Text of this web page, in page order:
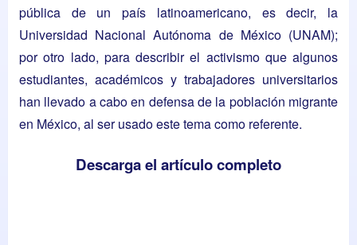
pública de un país latinoamericano, es decir, la
Universidad Nacional Autónoma de México (UNAM);
por otro lado, para describir el activismo que algunos
estudiantes, académicos y trabajadores universitarios
han llevado a cabo en defensa de la población migrante
en México, al ser usado este tema como referente.
Descarga el artículo completo